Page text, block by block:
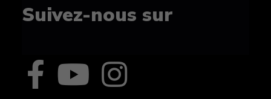
Suivez-nous sur